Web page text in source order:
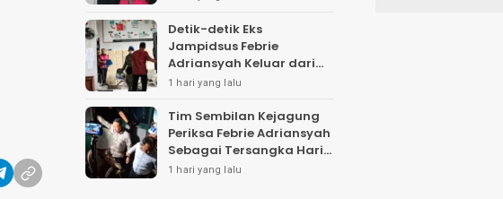
Detik-detik Eks
Jampidsus Febrie
Adriansyah Keluar dari
Rutan KPK dengan Rompi
1 hari yang lalu
Tim Sembilan Kejagung
Periksa Febrie Adriansyah
Sebagai Tersangka Hari
Ini
1 hari yang lalu